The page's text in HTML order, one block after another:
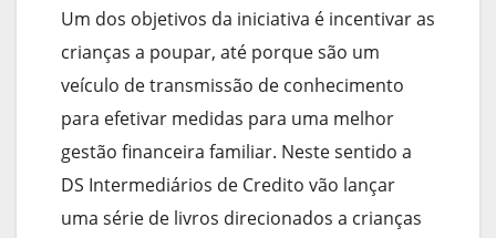
Um dos objetivos da iniciativa é incentivar as
crianças a poupar, até porque são um
veículo de transmissão de conhecimento
para efetivar medidas para uma melhor
gestão financeira familiar. Neste sentido a
DS Intermediários de Credito vão lançar
uma série de livros direcionados a crianças